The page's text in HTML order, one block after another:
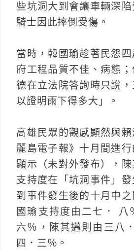
些坑洞大到會讓車輛深
騎士因此摔倒受傷。
當時，韓國瑜趁著民怨
府工程品質不佳、病態
德在立法院答詢時只說
以證明雨下得多大」。
高雄民眾的觀感顯然與
麗島電子報》十月間進
顯示（未對外發布），
支持度在「坑洞事件」發
到事件發生後的十月中
國瑜支持度由二七． 八
六％，陳其邁則由三八
四．三％。